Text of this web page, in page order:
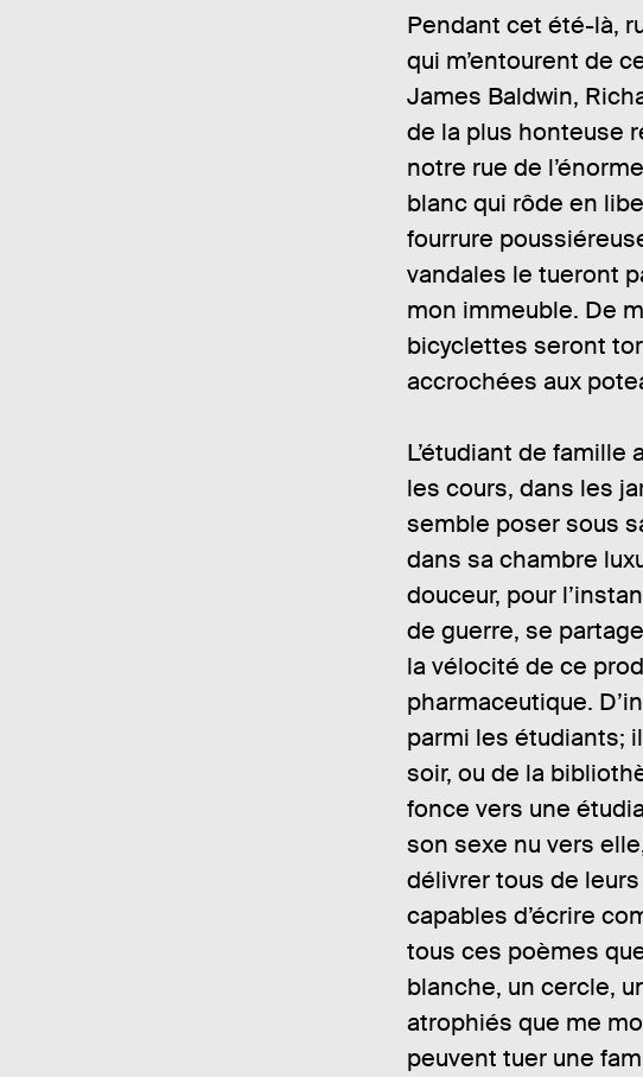
Pendant cet été-là,
qui m’entourent de
James Baldwin,
de la plus honteuse
notre rue de
blanc qui rôde en
fourrure
vandales le tueront
mon immeuble. De
bicyclettes seront
accrochées aux
L’étudiant de
les cours, dans les
semble poser sous
dans sa chambre
douceur, pour
de guerre, se
la vélocité de ce
pharmaceutique.
parmi les étudiants;
soir, ou de la
fonce vers une
son sexe nu vers
délivrer tous de
capables d’écrire
tous ces poèmes
blanche, un cercle,
atrophiés que me
peuvent tuer une